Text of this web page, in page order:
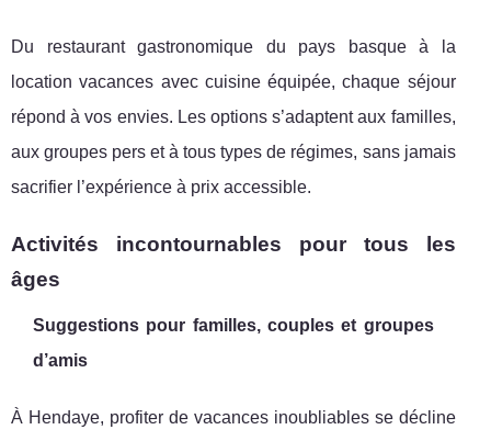
Du restaurant gastronomique du pays basque à la
location vacances avec cuisine équipée, chaque séjour
répond à vos envies. Les options s’adaptent aux familles,
aux groupes pers et à tous types de régimes, sans jamais
sacrifier l’expérience à prix accessible.
Activités incontournables pour tous les
âges
Suggestions pour familles, couples et groupes
d’amis
À Hendaye, profiter de vacances inoubliables se décline